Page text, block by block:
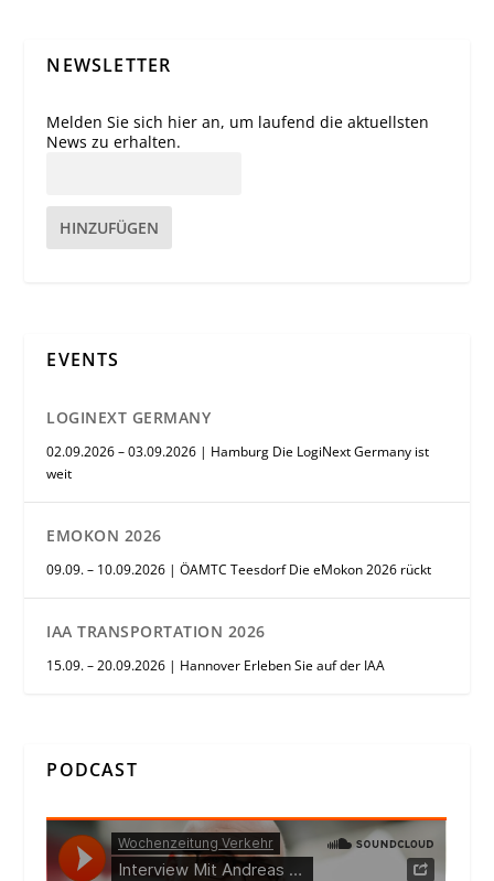
NEWSLETTER
Melden Sie sich hier an, um laufend die aktuellsten
News zu erhalten.
HINZUFÜGEN
EVENTS
LOGINEXT GERMANY
02.09.2026 – 03.09.2026 | Hamburg Die LogiNext Germany ist
weit
EMOKON 2026
09.09. – 10.09.2026 | ÖAMTC Teesdorf Die eMokon 2026 rückt
IAA TRANSPORTATION 2026
15.09. – 20.09.2026 | Hannover Erleben Sie auf der IAA
PODCAST